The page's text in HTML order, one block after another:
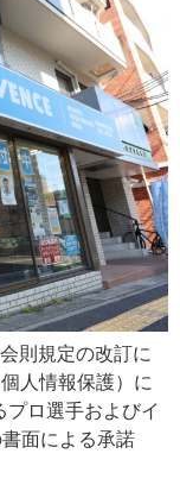
則規定の改訂に
人情報保護）に
ロ選手およびイ
面による承諾